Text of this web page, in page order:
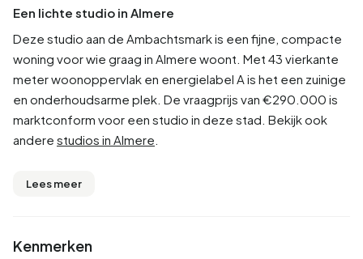
Een lichte studio in Almere
Deze studio aan de Ambachtsmark is een fijne, compacte
woning voor wie graag in Almere woont. Met 43 vierkante
meter woonoppervlak en energielabel A is het een zuinige
en onderhoudsarme plek. De vraagprijs van €290.000 is
marktconform voor een studio in deze stad. Bekijk ook
andere studios in Almere
Lees meer
Kenmerken